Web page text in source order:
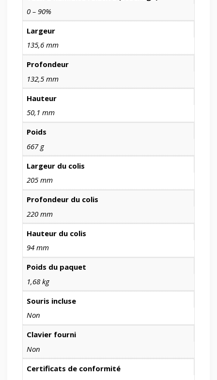
0 – 90%
Largeur
135,6 mm
Profondeur
132,5 mm
Hauteur
50,1 mm
Poids
667 g
Largeur du colis
205 mm
Profondeur du colis
220 mm
Hauteur du colis
94 mm
Poids du paquet
1,68 kg
Souris incluse
Non
Clavier fourni
Non
Certificats de conformité